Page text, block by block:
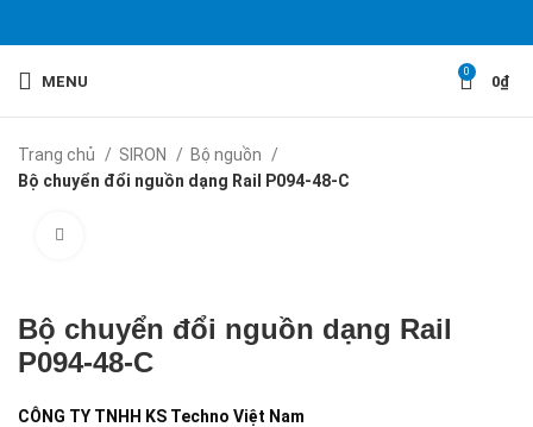
MENU
0
0₫
Trang chủ SIRON
Bộ nguồn
Bộ chuyển đổi nguồn dạng Rail P094-48-C
Bộ chuyển đổi nguồn dạng Rail
P094-48-C
CÔNG TY TNHH KS Techno Việt Nam